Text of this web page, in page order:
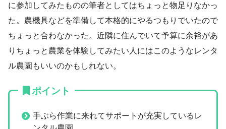
に参加してみたものの筆者としてはちょっと物足りなかっ
た。農機具などを準備して本格的にやるつもりでいたので
ちょっと合わなかった。近隣に住んでいて予算に余裕があ
りちょっと農業を体験してみたい人にはこのようなレンタ
ル農園もいいのかもしれない。
ポイント
手ぶら作業に来れてサポートが充実しているレ